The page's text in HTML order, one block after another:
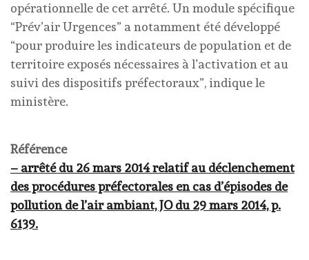
opérationnelle de cet arrêté. Un module spécifique
“Prév’air Urgences” a notamment été développé
“pour produire les indicateurs de population et de
territoire exposés nécessaires à l’activation et au
suivi des dispositifs préfectoraux”, indique le
ministère.
Référence
– arrêté du 26 mars 2014 relatif au déclenchement
des procédures préfectorales en cas d’épisodes de
pollution de l’air ambiant, JO du 29 mars 2014, p.
6139.